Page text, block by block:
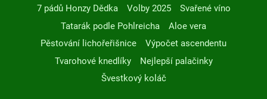
7 pádů Honzy Dědka
Volby 2025
Svařené víno
Tatarák podle Pohlreicha
Aloe vera
Pěstování lichořeřišnice
Výpočet ascendentu
Tvarohové knedlíky
Nejlepší palačinky
Švestkový koláč